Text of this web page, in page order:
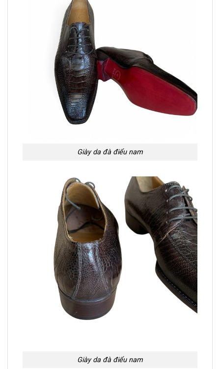
Giày da đà điểu nam
Giày da đà điểu nam